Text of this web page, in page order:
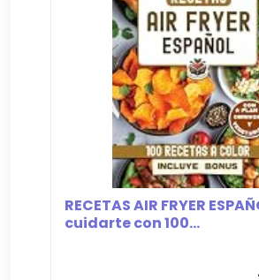
RECETAS AIR FRYER
cuidarte con 100...